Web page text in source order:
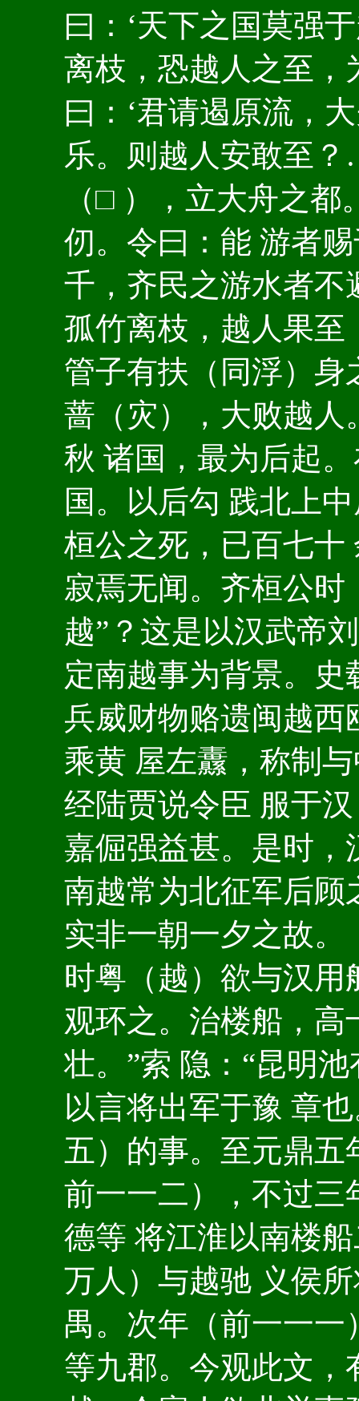
曰：‘天下之国莫强
离枝，恐越人之至，
曰：‘君请遏原流，
乐。则越人安敢至
（□ ），立大舟之
仞。令曰：能 游者
千，齐民之游水者不
孤竹离枝，越人果至
管子有扶（同浮）身
蔷（灾），大败越人
秋 诸国，最为后起
国。以后勾 践北上
桓公之死，已百七十
寂焉无闻。齐桓公时
越”？这是以汉武帝
定南越事为背景。
兵威财物赂遗闽越西
乘黄 屋左纛，称制
经陆贾说令臣 服于
嘉倔强益甚。是时，
南越常为北征军后顾
实非一朝一夕之故。
时粤（越）欲与汉
观环之。治楼船，高
壮。”索 隐：“昆明
以言将出军于豫 章
五）的事。至元鼎五
前一一二），不过三
德等 将江淮以南楼
万人）与越驰 义侯
禺。次年（前一一
等九郡。今观此文，